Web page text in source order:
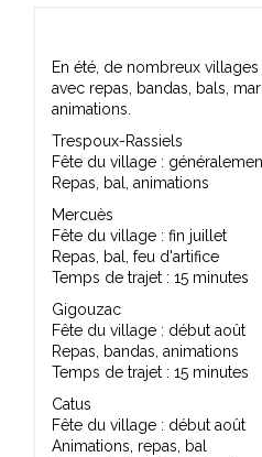
En été, de nombreux
avec repas, bandas, bals,
animations.
Trespoux-Rassiels
Fête du village :
Repas, bal, animations
Mercuès
Fête du village : fin juillet
Repas, bal, feu d'artifice
Temps de trajet : 15 minutes
Gigouzac
Fête du village : début août
Repas, bandas, animations
Temps de trajet : 15 minutes
Catus
Fête du village : début août
Animations, repas, bal